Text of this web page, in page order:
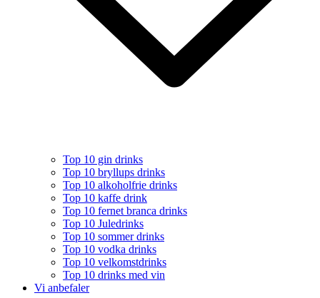
Top 10 gin drinks
Top 10 bryllups drinks
Top 10 alkoholfrie drinks
Top 10 kaffe drink
Top 10 fernet branca drinks
Top 10 Juledrinks
Top 10 sommer drinks
Top 10 vodka drinks
Top 10 velkomstdrinks
Top 10 drinks med vin
Vi anbefaler